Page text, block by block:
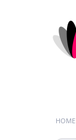
HOME